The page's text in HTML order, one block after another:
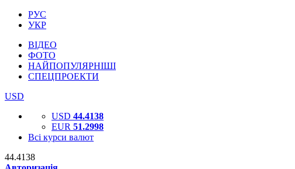
РУС
УКР
ВІДЕО
ФОТО
НАЙПОПУЛЯРНІШІ
СПЕЦПРОЕКТИ
USD
USD 44.4138
EUR 51.2998
Всі курси валют
44.4138